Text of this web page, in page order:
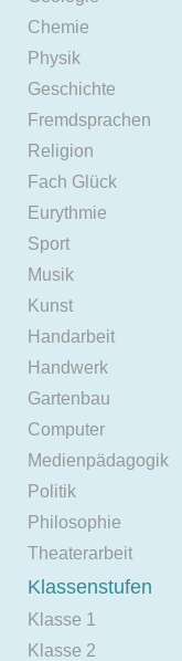
Chemie
Physik
Geschichte
Fremdsprachen
Religion
Fach Glück
Eurythmie
Sport
Musik
Kunst
Handarbeit
Handwerk
Gartenbau
Computer
Medienpädagogik
Politik
Philosophie
Theaterarbeit
Klassenstufen
Klasse 1
Klasse 2